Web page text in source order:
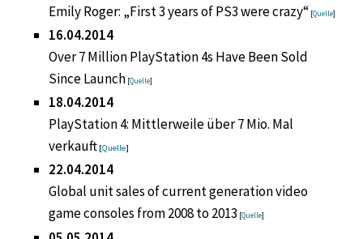
Emily Roger: „First 3 years of PS3 were crazy“ [Quelle]
16.04.2014
Over 7 Million PlayStation 4s Have Been Sold
Since Launch [Quelle]
18.04.2014
PlayStation 4: Mittlerweile über 7 Mio. Mal
verkauft [Quelle]
22.04.2014
Global unit sales of current generation video
game consoles from 2008 to 2013 [Quelle]